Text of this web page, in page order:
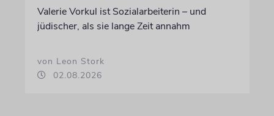
Valerie Vorkul ist Sozialarbeiterin – und
jüdischer, als sie lange Zeit annahm
von Leon Stork
02.08.2026